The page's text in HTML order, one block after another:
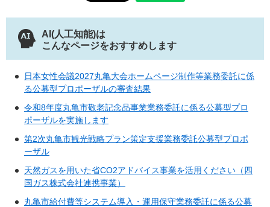
AI(人工知能)は
こんなページをおすすめします
日本女性会議2027丸亀大会ホームページ制作等業務委託に係
る公募型プロポーザルの審査結果
令和8年度丸亀市敬老記念品事業業務委託に係る公募型プロ
ポーザルを実施します
第2次丸亀市観光戦略プラン策定支援業務委託公募型プロポ
ーザル
天然ガスを用いた省CO2アドバイス事業を活用ください（四
国ガス株式会社連携事業）
丸亀市給付費等システム導入・運用保守業務委託に係る公募